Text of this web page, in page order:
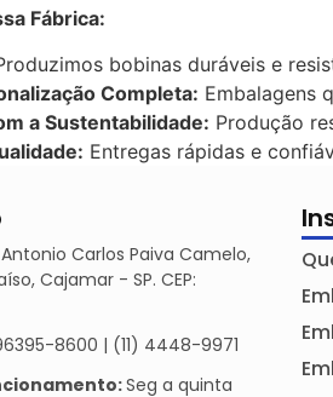
Fábrica:
bobinas duráveis e
Completa: Embalagens
a Sustentabilidade: Produção
Entregas rápidas e
Carlos Paiva Camelo,
Cajamar - SP. CEP:
8600 | (11) 4448-9971
Seg a quinta